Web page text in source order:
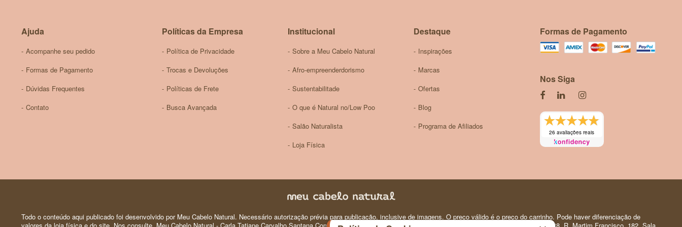
Ajuda
Acompanhe seu pedido
Formas de Pagamento
Dúvidas Frequentes
Contato
Políticas da Empresa
Política de Privacidade
Trocas e Devoluções
Políticas de Frete
Busca Avançada
Institucional
Sobre a Meu Cabelo Natural
Afro-empreenderdorismo
Sustentabilitade
O que é Natural no/Low Poo
Salão Naturalista
Loja Física
Destaque
Inspirações
Marcas
Ofertas
Blog
Programa de Afiliados
Formas de Pagamento
Nos Siga
26 avaliações reais
Todo o conteúdo aqui publicado foi desenvolvido por Meu Cabelo Natural. Necessário autorização prévia para publicação, inclusive de imagens. O preço válido é o preço do carrinho. Pode haver diferenciação de